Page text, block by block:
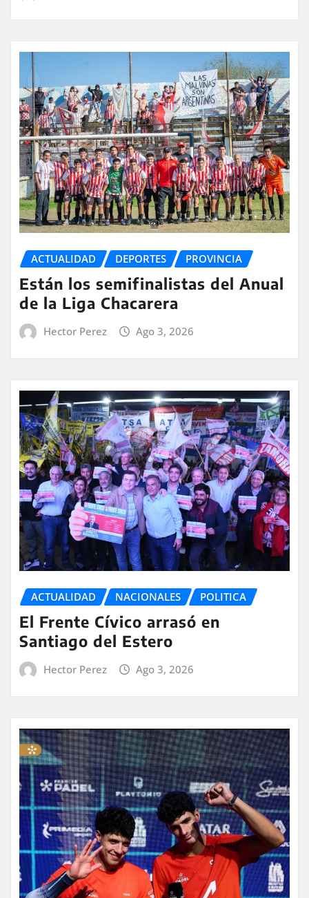
ACTUALIDAD DEPORTES PROVINCIA
Están los semifinalistas del Anual
de la Liga Chacarera
Hector Perez Ago 3, 2026
ACTUALIDAD NACIONALES POLITICA
El Frente Cívico arrasó en
Santiago del Estero
Hector Perez Ago 3, 2026